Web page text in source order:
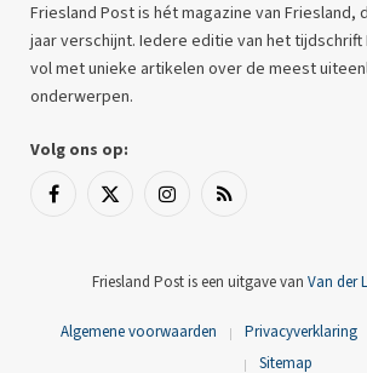
Friesland Post is hét magazine van
jaar verschijnt. Iedere editie van het
vol met unieke artikelen over de meest
onderwerpen.
Volg ons op:
Facebook
X
InstagramRSS
Friesland Post is een uitgave van Van der
Algemene voorwaarden Privacyverklaring
Sitemap